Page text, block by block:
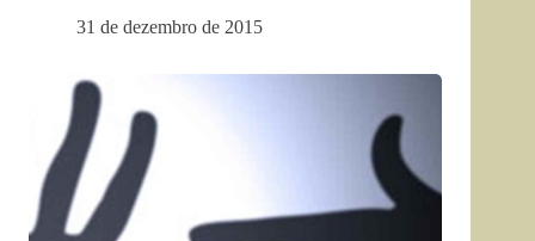
31 de dezembro de 2015